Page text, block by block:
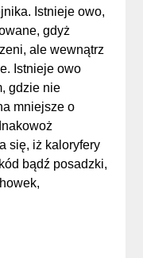
Istnieje owo,
gdyż
ale wewnątrz
Istnieje owo
gdzie nie
mniejsze o
się, iż kaloryfery
bądź posadzki,